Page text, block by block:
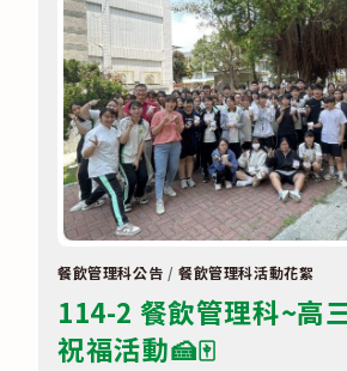
級
中
等
學
校
小
論
文
寫
作
比
賽
獲
名
單〉
中
餐飲管理科公告 /餐飲管理科活動花絮
114-2 餐飲管理科~高
祝福活動🍰🀄